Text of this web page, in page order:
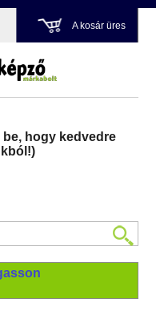
A kosár üres
be, hogy kedvedre